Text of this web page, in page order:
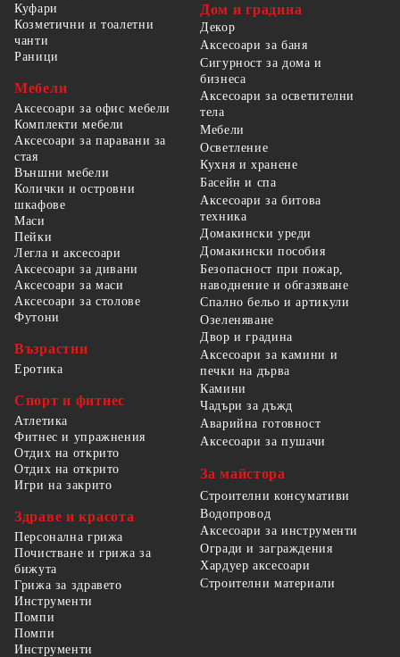
Куфари
Козметични и тоалетни
чанти
Раници
Мебели
Аксесоари за офис мебели
Комплекти мебели
Аксесоари за паравани за
стая
Външни мебели
Колички и островни
шкафове
Маси
Пейки
Легла и аксесоари
Аксесоари за дивани
Аксесоари за маси
Аксесоари за столове
Футони
Възрастни
Еротика
Спорт и фитнес
Атлетика
Фитнес и упражнения
Отдих на открито
Отдих на открито
Игри на закрито
Здраве и красота
Персонална грижа
Почистване и грижа за
бижута
Грижа за здравето
Дом и градина
Декор
Аксесоари за баня
Сигурност за дома и
бизнеса
Аксесоари за осветителни
тела
Мебели
Осветление
Кухня и хранене
Басейн и спа
Аксесоари за битова
техника
Домакински уреди
Домакински пособия
Безопасност при пожар,
наводнение и обгазяване
Спално бельо и артикули
Озеленяване
Двор и градина
Аксесоари за камини и
печки на дърва
Камини
Чадъри за дъжд
Аварийна готовност
Аксесоари за пушачи
За майстора
Строителни консумативи
Водопровод
Аксесоари за инструменти
Огради и заграждения
Хардуер аксесоари
Строителни материали
Инструменти
Помпи
Помпи
Инструменти